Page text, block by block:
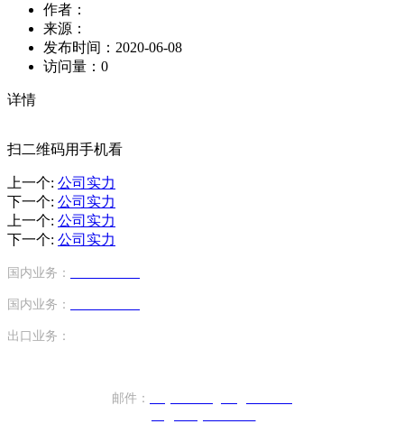
作者：
来源：
发布时间： 2020-06-08
访问量： 0
详情
扫二维码用手机看
上一个: 公司实力
下一个: 公司实力
上一个: 公司实力
下一个: 公司实力
国内业务：
国内业务：
出口业务：
邮件：